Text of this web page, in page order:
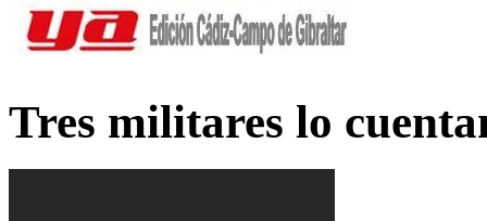
Tres militares lo